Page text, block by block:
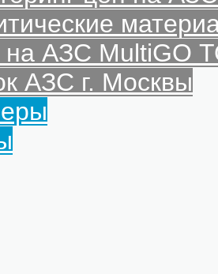
АЗС MultiGO
АЗС г. Москвы